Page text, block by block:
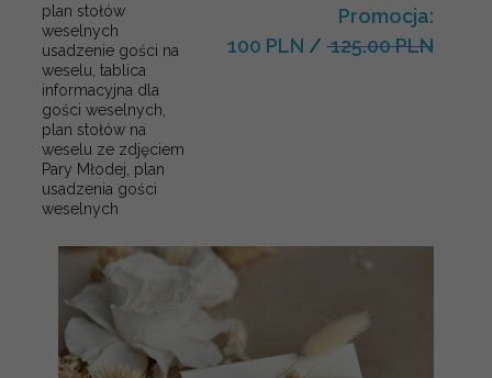
plan stołów
weselnych
usadzenie gości na
weselu, tablica
informacyjna dla
gości weselnych,
plan stołów na
weselu ze zdjęciem
Pary Młodej, plan
usadzenia gości
weselnych
Promocja:
100 PLN / 125.00 PLN